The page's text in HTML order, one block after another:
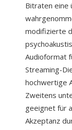
Bitraten eine
modifizierte
Audioformat
Streaming-
hochwertige
Zweitens
geeignet für
Akzeptanz